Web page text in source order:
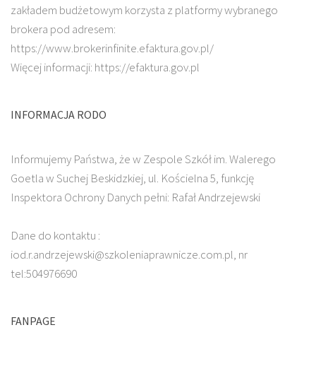
zakładem budżetowym korzysta z platformy wybranego
brokera pod adresem:
https://www.brokerinfinite.efaktura.gov.pl/
Więcej informacji: https://efaktura.gov.pl
INFORMACJA RODO
Informujemy Państwa, że w Zespole Szkół im. Walerego
Goetla w Suchej Beskidzkiej, ul. Kościelna 5, funkcję
Inspektora Ochrony Danych pełni: Rafał Andrzejewski
Dane do kontaktu :
iod.r.andrzejewski@szkoleniaprawnicze.com.pl, nr
tel:504976690
FANPAGE